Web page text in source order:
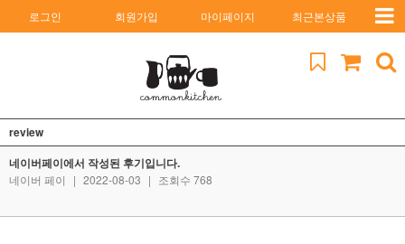
로그인 회원가입 마이페이지 최근본상품
review
네이버페이에서 작성된 후기입니다.
네이버 페이 | 2022-08-03 | 조회수 768